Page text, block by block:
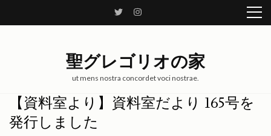
聖グレゴリオの家
ut mens nostra concordet voci nostrae.
【資料室より】資料室だより 165号を
発行しました